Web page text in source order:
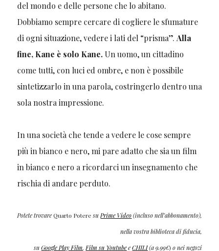
del mondo e delle persone che lo abitano.
Dobbiamo sempre cercare di cogliere le sfumature
di ogni situazione, vedere i lati del “prisma”. Alla
fine, Kane è solo Kane.Un uomo, un cittadino
come tutti, con luci ed ombre, e non è possibile
sintetizzarlo in una parola, costringerlo dentro una
sola nostra impressione.
In una società che tende a vedere le cose sempre
più in bianco e nero, mi pare adatto che sia un film
in bianco e nero a ricordarci un insegnamento che
rischia di andare perduto.
Potete trovareQuarto Poteresu Prime Video(incluso nell’abbonamento),
nella vostra biblioteca di fiducia,
suGoogle Play Film, Film su YoutubeeCHILI(a 9.99€)o nei negozi